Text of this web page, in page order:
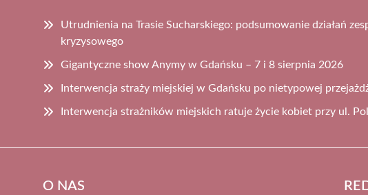
Utrudnienia na Trasie Sucharskiego: podsumowanie działań
kryzysowego
Gigantyczne show Anymy w Gdańsku – 7 i 8 sierpnia 2026
Interwencja straży miejskiej w Gdańsku po nietypowej
Interwencja strażników miejskich ratuje życie kobiet przy ul.
O NAS